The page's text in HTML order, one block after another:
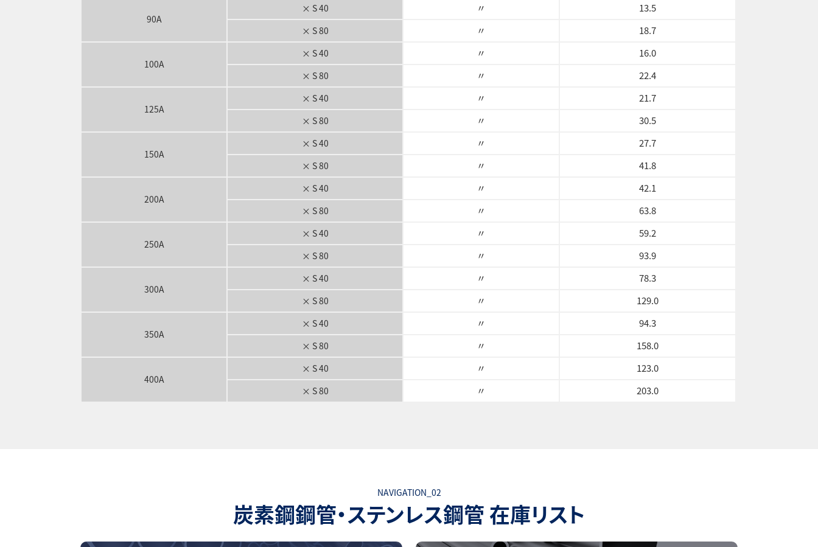
90A
× S 40 〃 13.5
× S 80 〃 18.7
100A
× S 40 〃 16.0
× S 80 〃 22.4
125A
× S 40 〃 21.7
× S 80 〃 30.5
150A
× S 40 〃 27.7
× S 80 〃 41.8
200A
× S 40 〃 42.1
× S 80 〃 63.8
250A
× S 40 〃 59.2
× S 80 〃 93.9
300A
× S 40 〃 78.3
× S 80 〃 129.0
350A
× S 40 〃 94.3
× S 80 〃 158.0
400A
× S 40 〃 123.0
× S 80 〃 203.0
NAVIGATION_02
炭素鋼鋼管・ステンレス鋼管 在庫リスト